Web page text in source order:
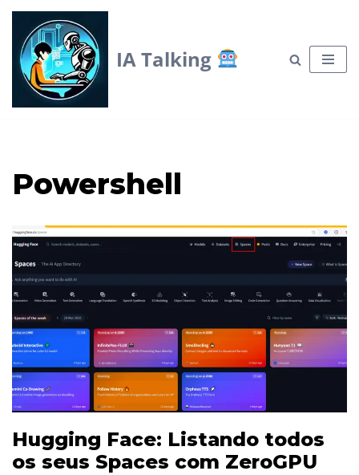
Skip
to
content
IA Talking
Powershell
Hugging Face: Listando todos
os seus Spaces com ZeroGPU